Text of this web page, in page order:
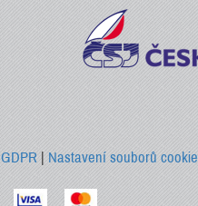
GDPR|Nastavení souborů cookie